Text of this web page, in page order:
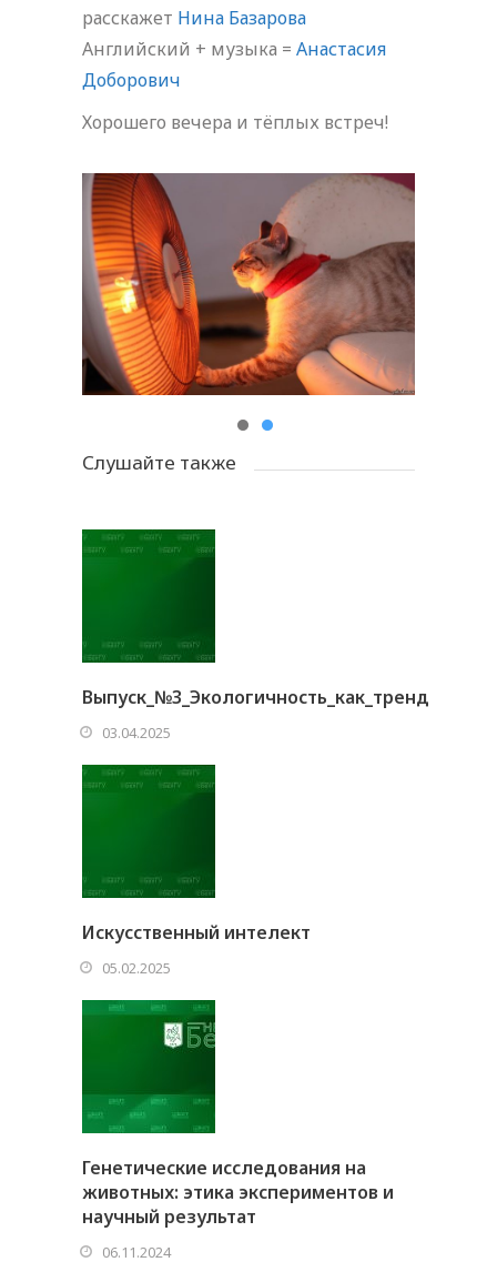
расскажет Нина Базарова
Английский + музыка = Анастасия
Доборович
Хорошего вечера и тёплых встреч!
Слушайте также
Выпуск_№3_Экологичность_как_тренд
03.04.2025
Искусственный интелект
05.02.2025
Генетические исследования на
животных: этика экспериментов и
научный результат
06.11.2024